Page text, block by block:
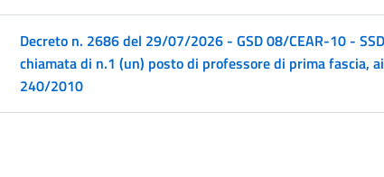
Decreto n. 2686 del 29/07/2026 - GSD 08/CEAR-10 -
chiamata di n.1 (un) posto di professore di prima fascia,
240/2010